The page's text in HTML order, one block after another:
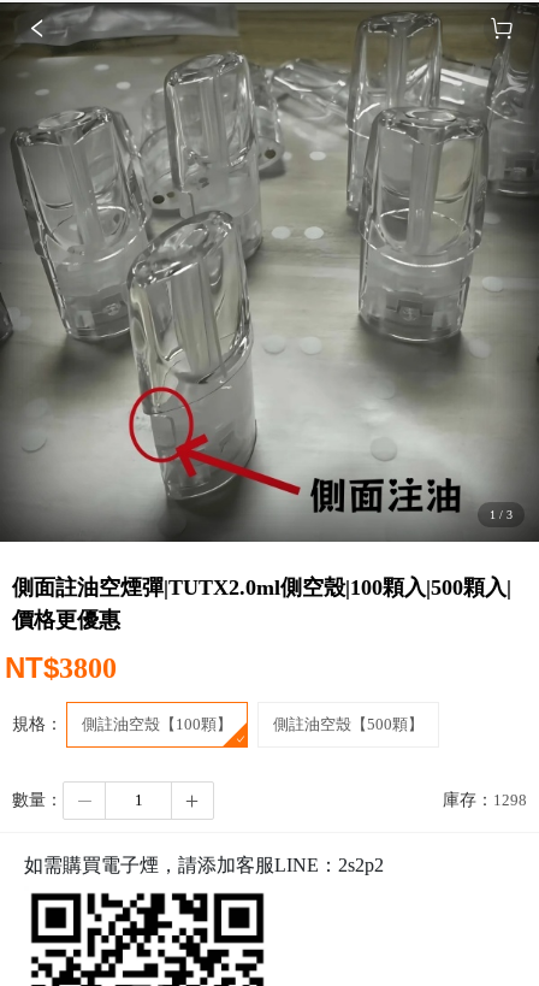
1 / 3
側面註油空煙彈|TUTX2.0ml側空殼|100顆入|500顆入|
價格更優惠
NT$3800
規格： 側註油空殼【100顆】 側註油空殼【500顆】
數量： 庫存： 1298
如需購買電子煙，請添加客服LINE： 2s2p2